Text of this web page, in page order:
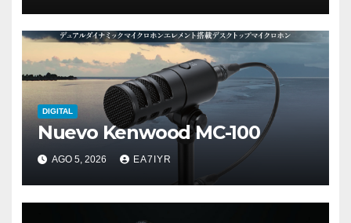
DIGITAL
Nuevo Kenwood MC-100
AGO 5, 2026 EA7IYR